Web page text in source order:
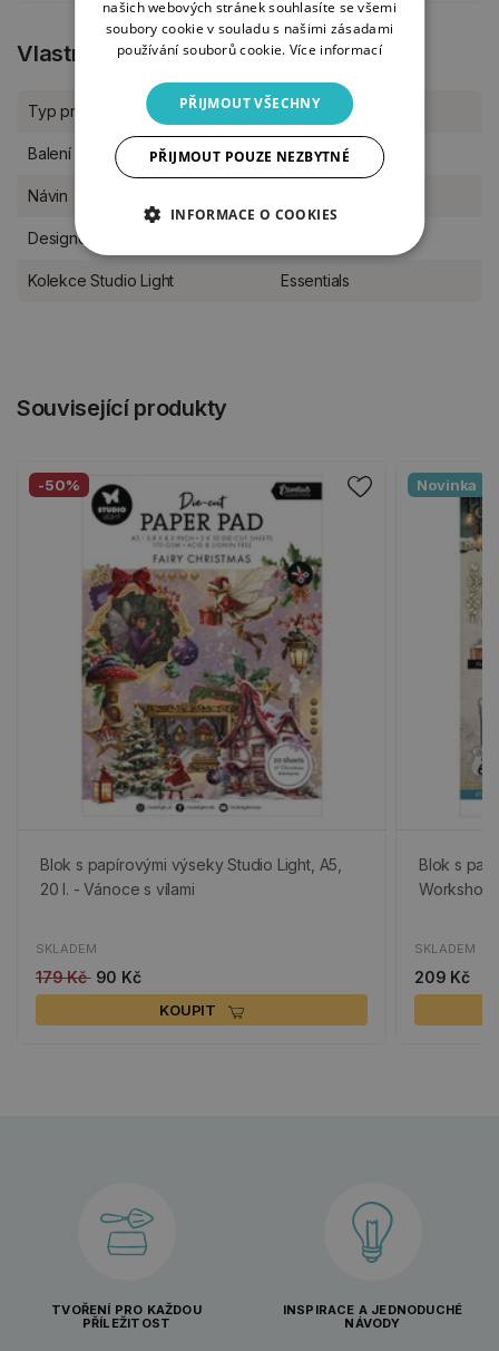
Vlastnosti produktu
Typ produktu Papírové tvoření
Balení kus
Návin
Designér
Kolekce Studio Light Essentials
Související produkty
-50%
Blok s papírovými výseky Studio Light, A5,
20 l. - Vánoce s vílami
SKLADEM
179 Kč 90 Kč
KOUPIT
Novinka
Blok s
SKLADEM
209 Kč
TVOŘENÍ PRO KAŽDOU
PŘÍLEŽITOST
INSPIRACE A JEDNODUCHÉ
NÁVODY
našich webových stránek souhlasíte se všemi
soubory cookie v souladu s našimi zásadami
používání souborů cookie. Více informací
PŘIJMOUT VŠECHNY
PŘIJMOUT POUZE NEZBYTNÉ
INFORMACE O COOKIES